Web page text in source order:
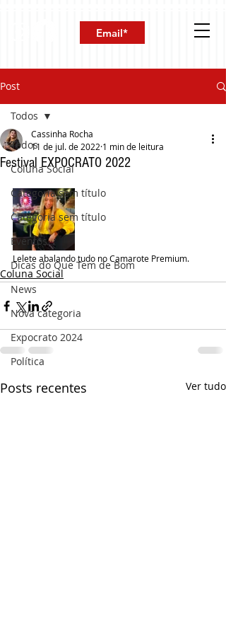
Post
Todos
Coluna Social
Categoria sem título
Categoria sem título
Eventos
Dicas do Que Tem de Bom
News
Nova categoria
Expocrato 2024
Política
Todos
Festival EXPOCRATO 2022
Cassinha Rocha
11 de jul. de 2022 1 min de leitura
Lelete abalando tudo no Camarote Premium.
Coluna Social
Posts recentes Ver tudo